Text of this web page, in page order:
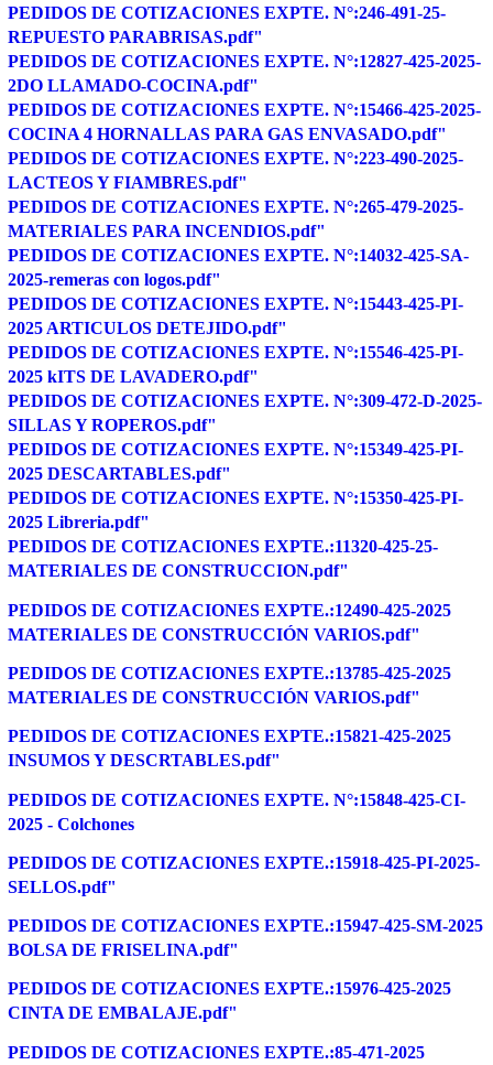
PEDIDOS DE COTIZACIONES EXPTE. N°:246-491-25-
REPUESTO PARABRISAS.pdf"
PEDIDOS DE COTIZACIONES EXPTE. N°:12827-425-2025-
2DO LLAMADO-COCINA.pdf"
PEDIDOS DE COTIZACIONES EXPTE. N°:15466-425-2025-
COCINA 4 HORNALLAS PARA GAS ENVASADO.pdf"
PEDIDOS DE COTIZACIONES EXPTE. N°:223-490-2025-
LACTEOS Y FIAMBRES.pdf"
PEDIDOS DE COTIZACIONES EXPTE. N°:265-479-2025-
MATERIALES PARA INCENDIOS.pdf"
PEDIDOS DE COTIZACIONES EXPTE. N°:14032-425-SA-
2025-remeras con logos.pdf"
PEDIDOS DE COTIZACIONES EXPTE. N°:15443-425-PI-
2025 ARTICULOS DETEJIDO.pdf"
PEDIDOS DE COTIZACIONES EXPTE. N°:15546-425-PI-
2025 kITS DE LAVADERO.pdf"
PEDIDOS DE COTIZACIONES EXPTE. N°:309-472-D-2025-
SILLAS Y ROPEROS.pdf"
PEDIDOS DE COTIZACIONES EXPTE. N°:15349-425-PI-
2025 DESCARTABLES.pdf"
PEDIDOS DE COTIZACIONES EXPTE. N°:15350-425-PI-
2025 Libreria.pdf"
PEDIDOS DE COTIZACIONES EXPTE.:11320-425-25-
MATERIALES DE CONSTRUCCION.pdf"
PEDIDOS DE COTIZACIONES EXPTE.:12490-425-2025
MATERIALES DE CONSTRUCCIÓN VARIOS.pdf"
PEDIDOS DE COTIZACIONES EXPTE.:13785-425-2025
MATERIALES DE CONSTRUCCIÓN VARIOS.pdf"
PEDIDOS DE COTIZACIONES EXPTE.:15821-425-2025
INSUMOS Y DESCRTABLES.pdf"
PEDIDOS DE COTIZACIONES EXPTE. N°:15848-425-CI-
2025 - Colchones
PEDIDOS DE COTIZACIONES EXPTE.:15918-425-PI-2025-
SELLOS.pdf"
PEDIDOS DE COTIZACIONES EXPTE.:15947-425-SM-2025
BOLSA DE FRISELINA.pdf"
PEDIDOS DE COTIZACIONES EXPTE.:15976-425-2025
CINTA DE EMBALAJE.pdf"
PEDIDOS DE COTIZACIONES EXPTE.:85-471-2025